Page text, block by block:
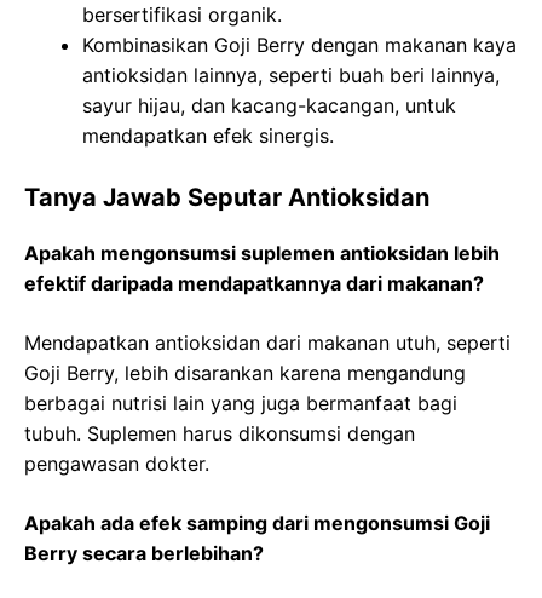
bersertifikasi organik.
Kombinasikan Goji Berry dengan makanan kaya
antioksidan lainnya, seperti buah beri lainnya,
sayur hijau, dan kacang-kacangan, untuk
mendapatkan efek sinergis.
Tanya Jawab Seputar Antioksidan
Apakah mengonsumsi suplemen antioksidan lebih
efektif daripada mendapatkannya dari makanan?
Mendapatkan antioksidan dari makanan utuh, seperti
Goji Berry, lebih disarankan karena mengandung
berbagai nutrisi lain yang juga bermanfaat bagi
tubuh. Suplemen harus dikonsumsi dengan
pengawasan dokter.
Apakah ada efek samping dari mengonsumsi Goji
Berry secara berlebihan?